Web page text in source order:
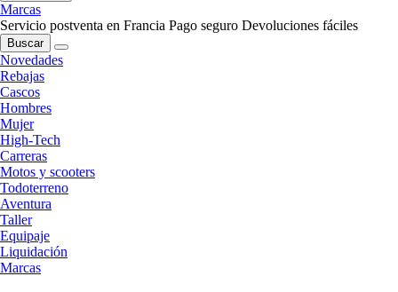
Marcas
Servicio postventa en Francia Pago seguro Devoluciones fáciles
Buscar
Novedades
Rebajas
Cascos
Hombres
Mujer
High-Tech
Carreras
Motos y scooters
Todoterreno
Aventura
Taller
Equipaje
Liquidación
Marcas